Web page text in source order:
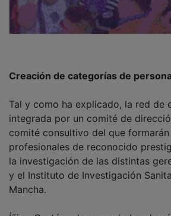
integrada por un comité de
comité consultivo del que
profesionales de reconocido
la investigación de las distintas
y el Instituto de Investigación
Mancha.
Íñigo Cortázar ha recordado